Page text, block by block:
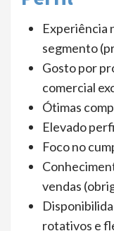
Experiência
segmento
Gosto por
comercial
Ótimas
Elevado
Foco no
vendas
rotativos e